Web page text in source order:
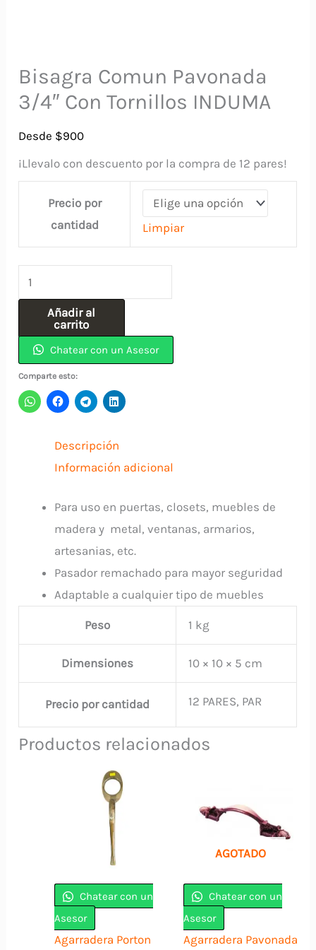
Bisagra Comun Pavonada
3/4″ Con Tornillos INDUMA
Desde $900
¡Llevalo con descuento por la compra de 12 pares!
Precio por
cantidad
Limpiar
Bisagra
Comun
Pavonada
3/4"
Con
Tornillos
INDUMA
Añadir al
carrito
Chatear con un Asesor
Comparte esto:
Descripción
Información adicional
Para uso en puertas, closets, muebles de
madera y metal, ventanas, armarios,
artesanias, etc.
Pasador remachado para mayor seguridad
Adaptable a cualquier tipo de muebles
Peso 1 kg
Dimensiones 10 × 10 × 5 cm
Precio por cantidad 12 PARES, PAR
Productos relacionados
Chatear con un
Asesor
Agarradera Porton
AGOTADO
Chatear con un
Asesor
Agarradera Pavonada